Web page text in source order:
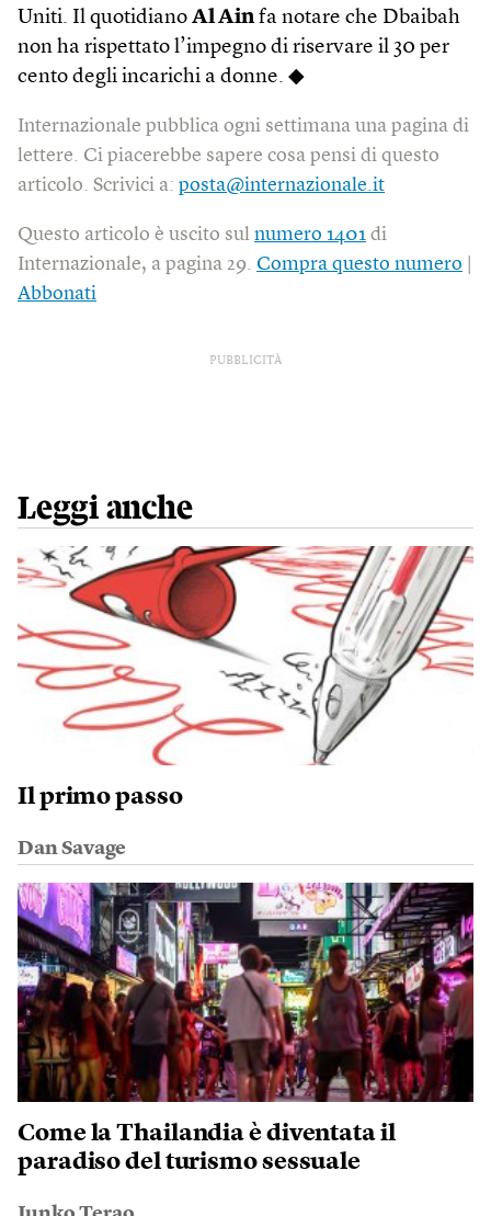
Uniti. Il quotidiano Al Ainfa notare che Dbaibah
non ha rispettato l’impegno di riservare il 30 per
cento degli incarichi a donne. ◆
Internazionale pubblica ogni settimana una pagina di
lettere. Ci piacerebbe sapere cosa pensi di questo
articolo. Scrivici a: posta@internazionale.it
Questo articolo è uscito sul numero 1401 di
Internazionale, a pagina 29. Compra questo numero
Abbonati
PUBBLICITÀ
Leggi anche
Il primo passo
Dan Savage
Come la Thailandia è diventata il
paradiso del turismo sessuale